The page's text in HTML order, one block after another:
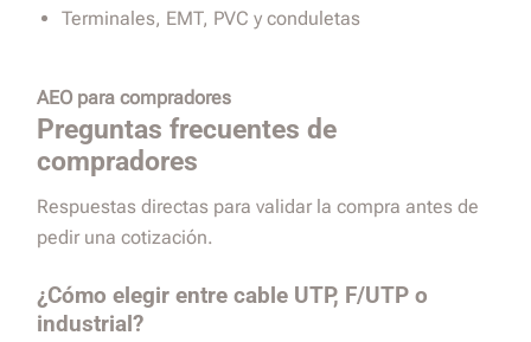
Terminales, EMT, PVC y conduletas
AEO para compradores
Preguntas frecuentes de
compradores
Respuestas directas para validar la compra antes de
pedir una cotización.
¿Cómo elegir entre cable UTP, F/UTP o
industrial?